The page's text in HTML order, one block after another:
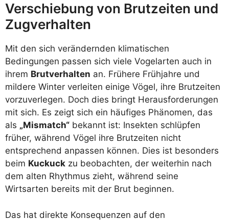
Verschiebung von Brutzeiten und
Zugverhalten
Mit den sich verändernden klimatischen
Bedingungen passen sich viele Vogelarten auch in
ihrem Brutverhalten an. Frühere Frühjahre und
mildere Winter verleiten einige Vögel, ihre Brutzeiten
vorzuverlegen. Doch dies bringt Herausforderungen
mit sich. Es zeigt sich ein häufiges Phänomen, das
als „Mismatch“ bekannt ist: Insekten schlüpfen
früher, während Vögel ihre Brutzeiten nicht
entsprechend anpassen können. Dies ist besonders
beim Kuckuck zu beobachten, der weiterhin nach
dem alten Rhythmus zieht, während seine
Wirtsarten bereits mit der Brut beginnen.
Das hat direkte Konsequenzen auf den